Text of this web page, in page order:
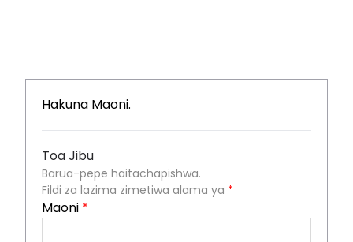
Hakuna Maoni.
Toa Jibu
Barua-pepe haitachapishwa.
Fildi za lazima zimetiwa alama ya *
Maoni *